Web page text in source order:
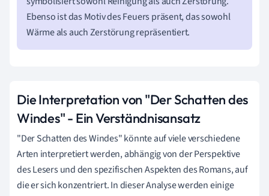
Ebenso ist das Motiv des Feuers präsent, das sowohl
Wärme als auch Zerstörung repräsentiert.
Die Interpretation von "Der Schatten des
Windes" - Ein Verständnisansatz
"Der Schatten des Windes" könnte auf viele verschiedene
Arten interpretiert werden, abhängig von der Perspektive
des Lesers und den spezifischen Aspekten des Romans, auf
die er sich konzentriert. In dieser Analyse werden einige